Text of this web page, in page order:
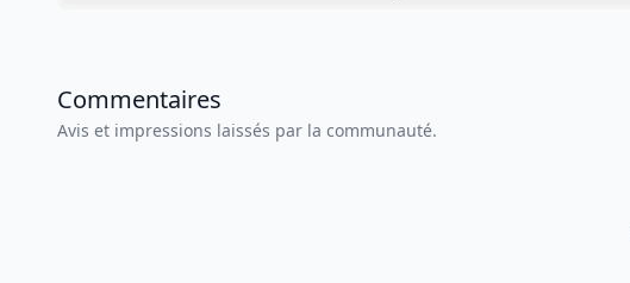
Commentaires
Avis et impressions laissés par la communauté.